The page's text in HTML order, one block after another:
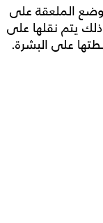
وضع الملعقة على
ذلك يتم نقلها على
على البشرة.